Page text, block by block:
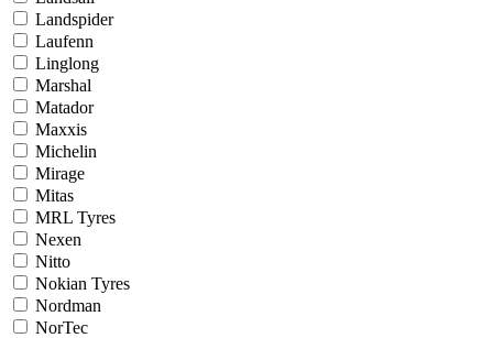
Landspider
Laufenn
Linglong
Marshal
Matador
Maxxis
Michelin
Mirage
Mitas
MRL Tyres
Nexen
Nitto
Nokian Tyres
Nordman
NorTec